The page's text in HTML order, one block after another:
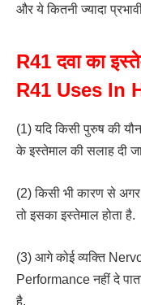
और ये कितनी ज्यादा
R41 दवा का
R41 Uses In
(1) यदि किसी पुरुष की
के इस्तेमाल की सलाह दी
(2) किसी भी कारण से अगर
तो इसका इस्तेमाल होता है.
(3) आगे कोई व्यक्ति
Performance नहीं दे
है.